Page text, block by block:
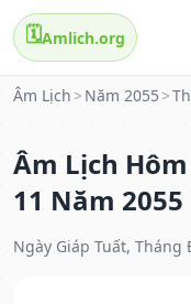
🗓️Amlich.org
Âm Lịch > Năm 2055 >
Âm Lịch
11 Năm 2055
Ngày Giáp Tuất,